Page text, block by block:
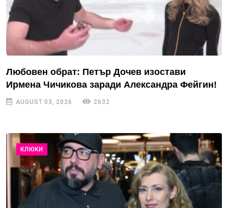
Любовен обрат: Петър Дочев изостави
Ирмена Чичикова заради Александра Фейгин!
AUGUST 03, 2026 2632
КЛЮКИ